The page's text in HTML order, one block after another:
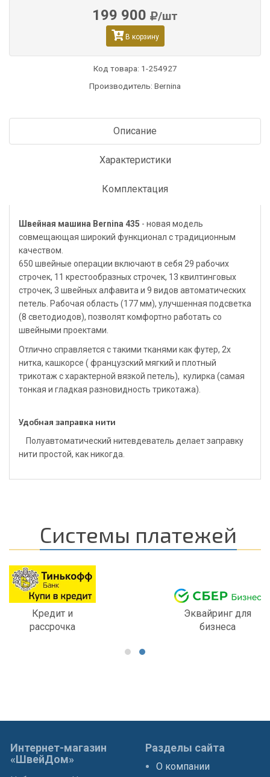
199 900 /шт
В корзину
Код товара: 1-254927
Производитель: Bernina
Описание
Характеристики
Комплектация
Швейная машина Bernina 435 - новая модель
совмещающая широкий функционал с традиционным
качеством.
650 швейные операции включают в себя 29 рабочих
строчек, 11 крестообразных строчек, 13 квилтинговых
строчек, 3 швейных алфавита и 9 видов автоматических
петель. Рабочая область (177 мм), улучшенная подсветка
(8 светодиодов), позволят комфортно работать со
швейными проектами.
Отлично справляется с такими тканями как футер, 2х
нитка, кашкорсе ( французский мягкий и плотный
трикотаж с характерной вязкой петель), кулирка (самая
тонкая и гладкая разновидность трикотажа).
Удобная заправка нити
Полуавтоматический нитевдеватель делает заправку
нити простой, как никогда.
Системы платежей
Кредит и
рассрочка
Эквайринг для
бизнеса
Интернет-магазин
«ШвейДом»
Разделы сайта
О компании